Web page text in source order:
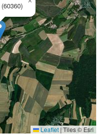
(60360)
Leaflet | Tiles © Esri